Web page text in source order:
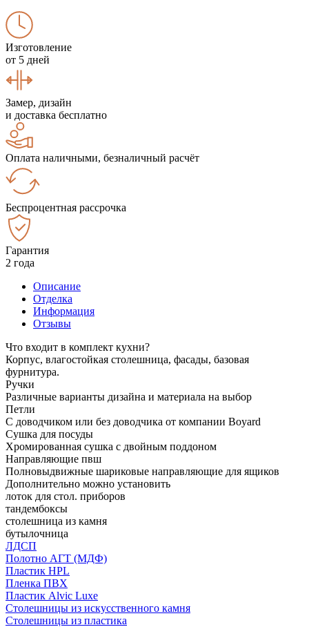
Изготовление
от 5 дней
Замер, дизайн
и доставка бесплатно
Оплата наличными, безналичный расчёт
Беспроцентная рассрочка
Гарантия
2 года
Описание
Отделка
Информация
Отзывы
Что входит в комплект кухни?
Корпус, влагостойкая столешница, фасады, базовая
фурнитура.
Ручки
Различные варианты дизайна и материала на выбор
Петли
С доводчиком или без доводчика от компании Boyard
Сушка для посуды
Хромированная сушка с двойным поддоном
Направляющие пвш
Полновыдвижные шариковые направляющие для ящиков
Дополнительно можно установить
лоток для стол. приборов
тандембоксы
столешница из камня
бутылочница
ЛДСП
Полотно АГТ (МДФ)
Пластик HPL
Пленка ПВХ
Пластик Alvic Luxe
Столешницы из искусственного камня
Столешницы из пластика